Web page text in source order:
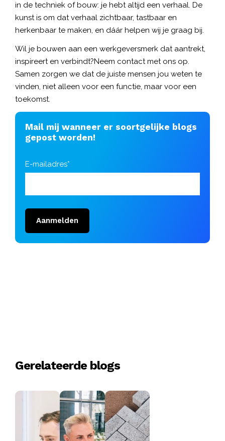
in de techniek of bouw: je hebt altijd een verhaal. De
kunst is om dat verhaal zichtbaar, tastbaar en
herkenbaar te maken, en dáár helpen wij je graag bij.
Wil je bouwen aan een werkgeversmerk dat aantrekt,
inspireert en verbindt?Neem contactmet ons op.
Samen zorgen we dat de juiste mensen jou weten te
vinden, niet alleen voor een functie, maar voor een
toekomst.
Mail mij wanneer er soortgelijke blogs
gepost worden!
E-mailadres*
Aanmelden
Gerelateerde blogs